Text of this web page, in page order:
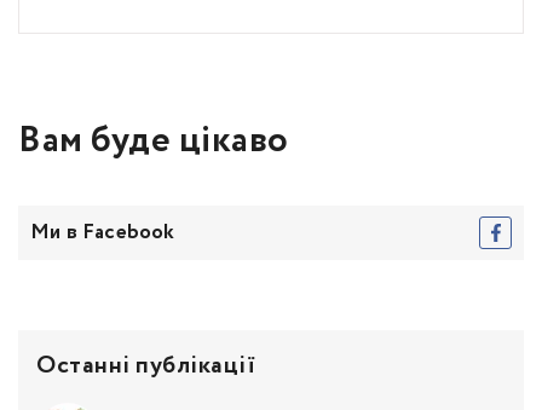
Вам буде цікаво
Ми в Facebook
Останні публікації